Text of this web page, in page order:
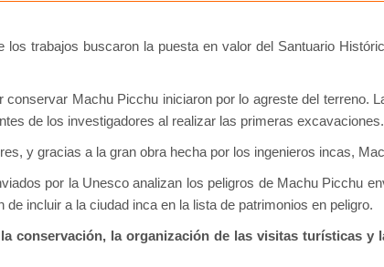
los trabajos buscaron la puesta en valor del Santuario
conservar Machu Picchu iniciaron por lo agreste del terreno.
de los investigadores al realizar las primeras excavaciones.
y gracias a la gran obra hecha por los ingenieros incas,
por la Unesco analizan los peligros de Machu Picchu
incluir a la ciudad inca en la lista de patrimonios en peligro.
conservación, la organización de las visitas turísticas